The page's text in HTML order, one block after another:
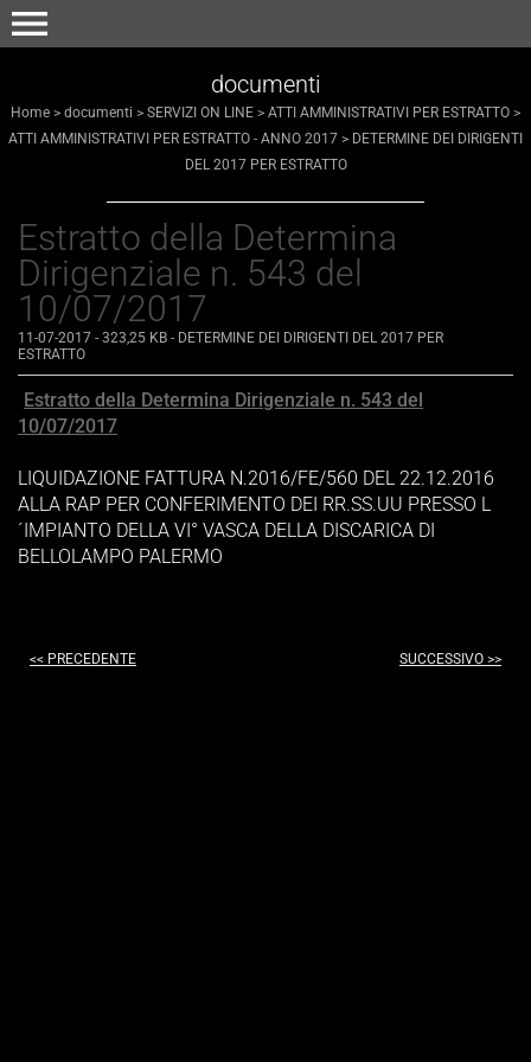
menu
documenti
Home > documenti > SERVIZI ON LINE > ATTI AMMINISTRATIVI PER ESTRATTO >
ATTI AMMINISTRATIVI PER ESTRATTO - ANNO 2017 > DETERMINE DEI DIRIGENTI
DEL 2017 PER ESTRATTO
Estratto della Determina
Dirigenziale n. 543 del
10/07/2017
11-07-2017 - 323,25 KB - DETERMINE DEI DIRIGENTI DEL 2017 PER
ESTRATTO
Estratto della Determina Dirigenziale n. 543 del
10/07/2017
LIQUIDAZIONE FATTURA N.2016/FE/560 DEL 22.12.2016
ALLA RAP PER CONFERIMENTO DEI RR.SS.UU PRESSO L
´IMPIANTO DELLA VI° VASCA DELLA DISCARICA DI
BELLOLAMPO PALERMO
<< PRECEDENTE SUCCESSIVO >>